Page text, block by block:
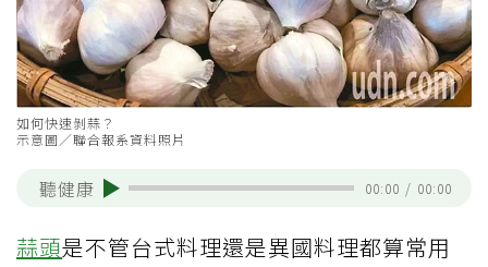
如何快速剝蒜？
示意圖／聯合報系資料照片
聽健康 00:00 / 00:00
蒜頭是不管台式料理還是異國料理都算常用